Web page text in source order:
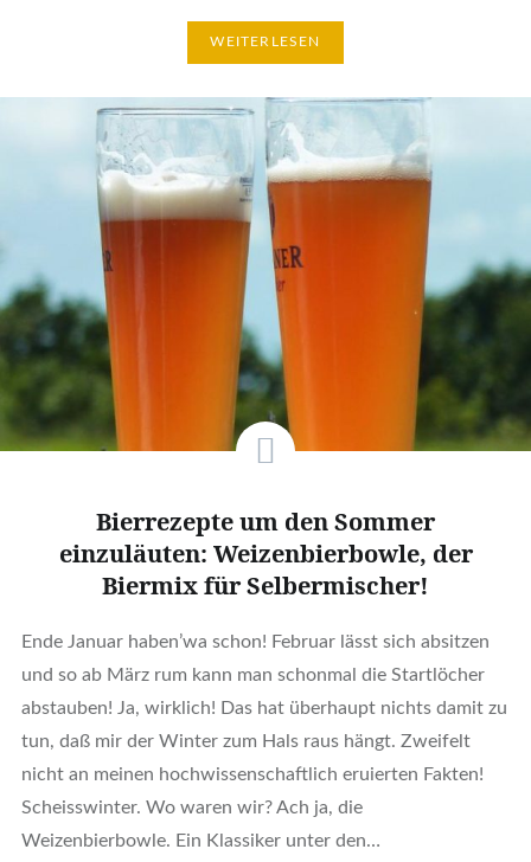
WEITERLESEN
Bierrezepte um den Sommer
einzuläuten: Weizenbierbowle, der
Biermix für Selbermischer!
Ende Januar haben’wa schon! Februar lässt sich absitzen
und so ab März rum kann man schonmal die Startlöcher
abstauben! Ja, wirklich! Das hat überhaupt nichts damit zu
tun, daß mir der Winter zum Hals raus hängt. Zweifelt
nicht an meinen hochwissenschaftlich eruierten Fakten!
Scheisswinter. Wo waren wir? Ach ja, die
Weizenbierbowle. Ein Klassiker unter den…